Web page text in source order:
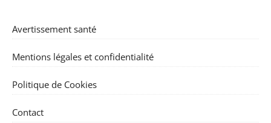
Avertissement santé
Mentions légales et confidentialité
Politique de Cookies
Contact